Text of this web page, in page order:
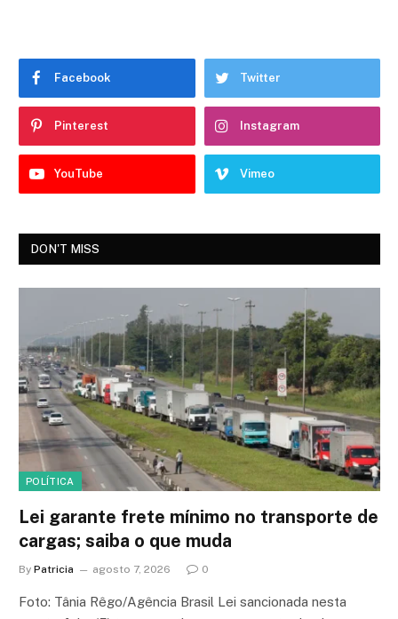
Facebook Twitter
Pinterest Instagram
YouTube Vimeo
DON'T MISS
POLÍTICA
Lei garante frete mínimo no transporte de
cargas; saiba o que muda
By Patricia agosto 7, 2026 0
Foto: Tânia Rêgo/Agência Brasil Lei sancionada nesta